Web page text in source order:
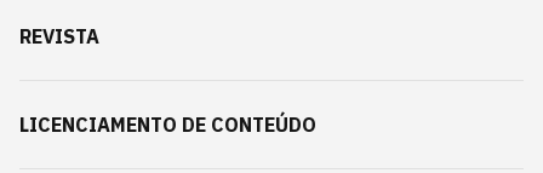
REVISTA
LICENCIAMENTO DE CONTEÚDO